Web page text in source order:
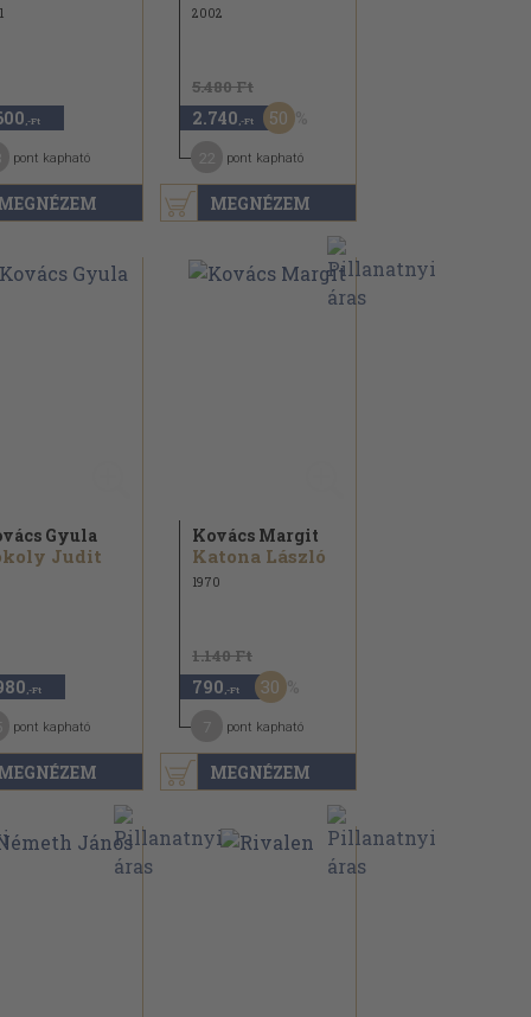
,-Ft
pont kapható
MEGNÉZEM
2002
5.480 Ft
2.740 ,-Ft 50
pont kapható
Gyula
Judit
,-Ft
pont kapható
MEGNÉZEM
Kovács Margit
Katona László
1970
1.140 Ft
790 ,-Ft 30
pont kapható